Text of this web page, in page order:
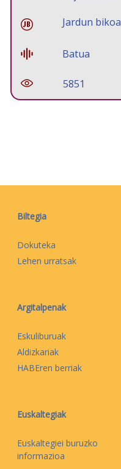
Jardun bikoa
Batua
5851
Biltegia
Dokuteka
Lehen urratsak
Argitalpenak
Eskuliburuak
Aldizkariak
HABEren berriak
Euskaltegiak
Euskaltegiei buruzko
informazioa